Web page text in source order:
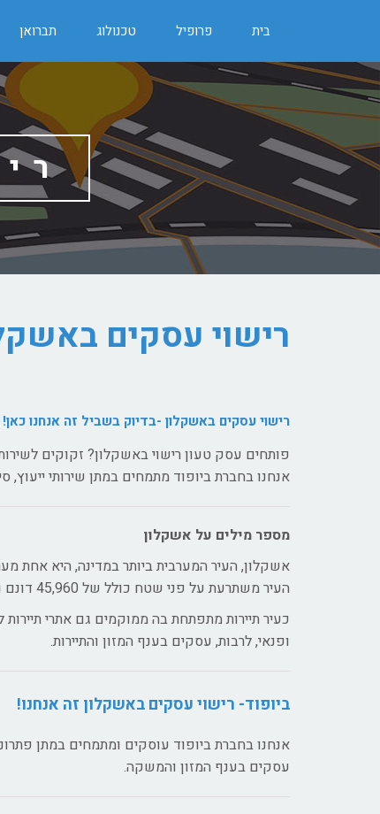
בית פרופיל טכנולוג תברואן
רישוי עסקים
רישוי עסקים באשקלון -בדיוק בשביל זה אנחנו כאן!
פותחים עסק טעון רישוי באשקלון? זקוקים
אנחנו בחברת ביופוד מתמחים במתן שירותי ייעוץ,
מספר מילים על אשקלון
אשקלון, העיר המערבית ביותר במדינה, היא אחת
העיר משתרעת על פני שטח כולל של 45,960 דונם ואוכלוסייתה מונה כיום למעלה מ-150 אלף תושבים.
כעיר תיירות מתפתחת בה ממוקמים גם אתרי
ופנאי, לרבות, עסקים בענף המזון והתיירות.
ביופוד- רישוי עסקים באשקלון זה אנחנו!
אנחנו בחברת ביופוד עוסקים ומתמחים במתן
עסקים בענף המזון והמשקה.